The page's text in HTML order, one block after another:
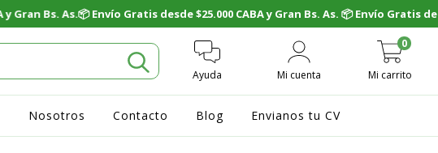
Ayuda Mi cuenta Mi carrito
0
Nosotros Contacto Blog Envianos tu CV